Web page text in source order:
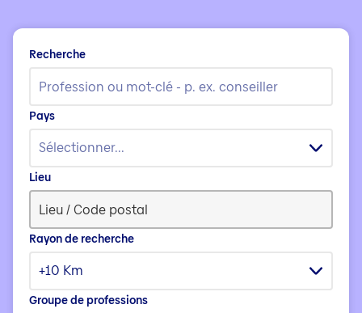
Recherche
Pays
Sélectionner...
Lieu
Rayon de recherche
+10 Km
Groupe de professions